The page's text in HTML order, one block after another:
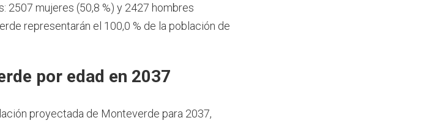
2507 mujeres (50,8 %) y 2427 hombres
representarán el 100,0 % de la población de
por edad en 2037
proyectada de Monteverde para 2037,